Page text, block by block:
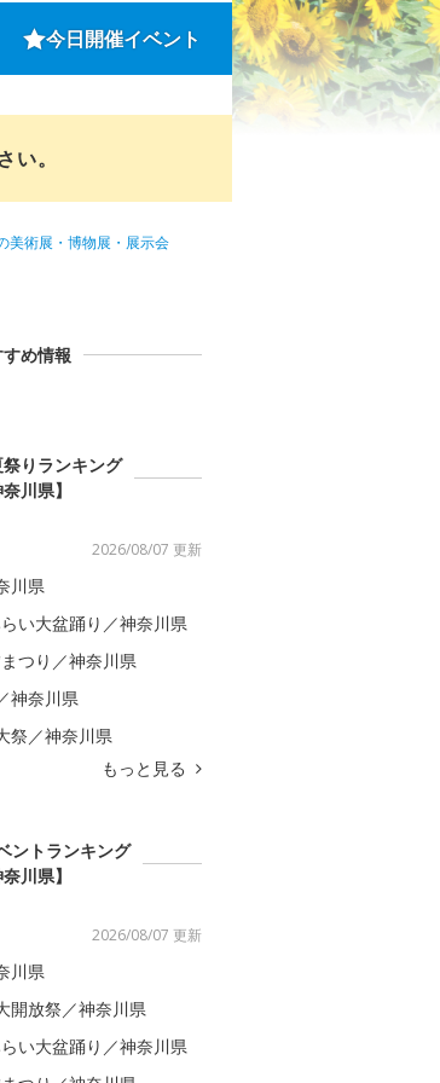
今日開催イベント
。
美術展・博物展・展示会
め情報
りランキング
奈川県】
2026/08/07 更新
川県
い大盆踊り／神奈川県
つり／神奈川県
神奈川県
祭／神奈川県
もっと見る
ントランキング
奈川県】
2026/08/07 更新
川県
開放祭／神奈川県
い大盆踊り／神奈川県